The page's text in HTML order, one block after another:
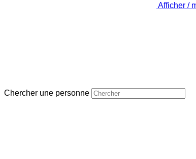
Afficher /
Chercher une personne